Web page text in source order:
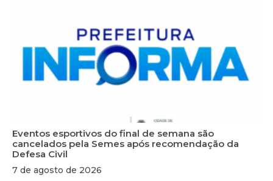
Eventos esportivos do final de semana são
cancelados pela Semes após recomendação da
Defesa Civil
7 de agosto de 2026